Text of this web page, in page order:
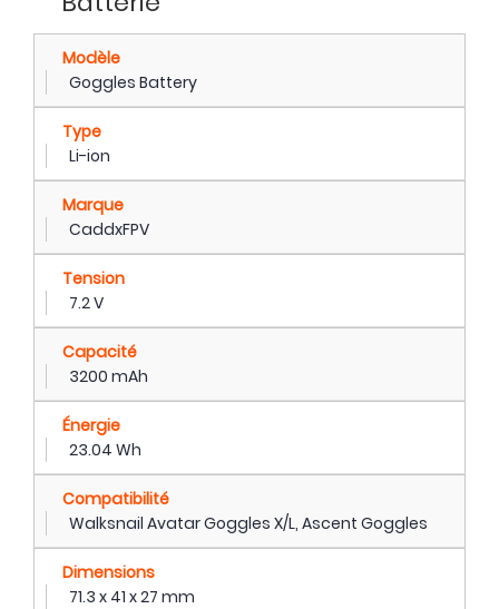
Modèle
Goggles Battery
Type
Li-ion
Marque
CaddxFPV
Tension
7.2 V
Capacité
3200 mAh
Énergie
23.04 Wh
Compatibilité
Walksnail Avatar Goggles X/L, Ascent Goggles
Dimensions
71.3 x 41 x 27 mm